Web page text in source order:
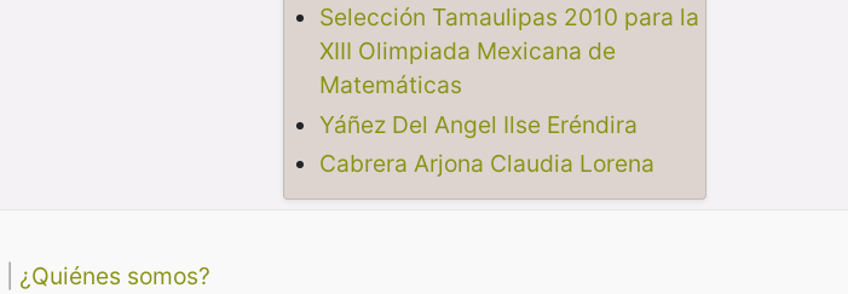
Selección Tamaulipas 2010 para la
XIII Olimpiada Mexicana de
Matemáticas
Yáñez Del Angel Ilse Eréndira
Cabrera Arjona Claudia Lorena
¿Quiénes somos?